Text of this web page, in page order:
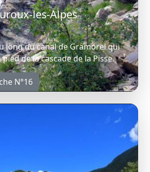
les-Alpes
long du canal de Gramorel qui
de la cascade de la Pisse.
N°16